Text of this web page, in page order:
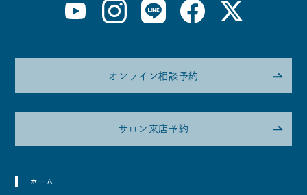
オンライン相談予約
サロン来店予約
ホーム